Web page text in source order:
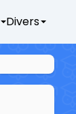
Divers